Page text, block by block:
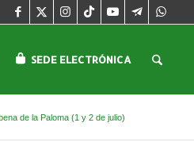
SEDE ELECTRÓNICA
de la Paloma (1 y 2 de julio)